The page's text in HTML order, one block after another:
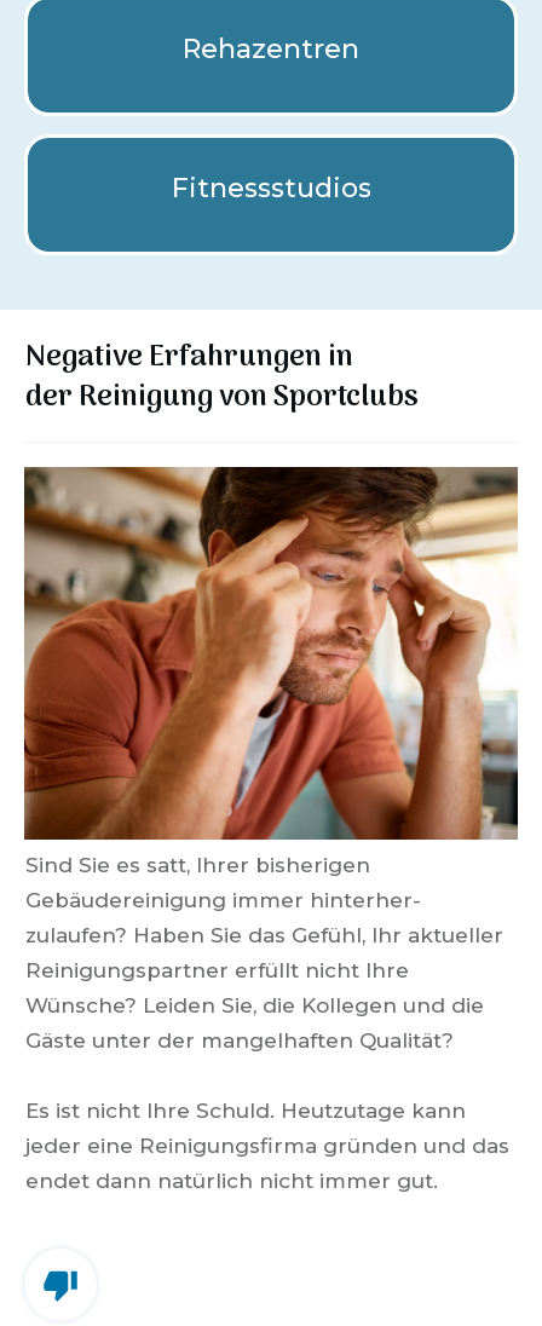
Rehazentren
Fitnessstudios
Negative Erfahrungen in
derReinigung von Sportclubs
Sind Sie es satt, Ihrer bisherigen
Gebäudereinigung immer hinterher-
zulaufen? Haben Sie das Gefühl, Ihr aktueller
Reinigungspartner erfüllt nicht Ihre
Wünsche? Leiden Sie, die Kollegen und die
Gäste unter der mangelhaften Qualität?
Es ist nicht Ihre Schuld. Heutzutage kann
jeder eine Reinigungsfirma gründen und das
endet dann natürlich nicht immer gut.